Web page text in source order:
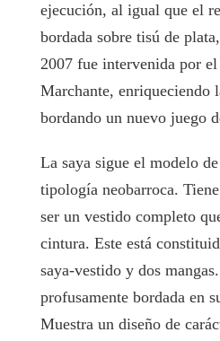
ejecución, al igual que el
bordada sobre tisú de
2007 fue intervenida por
Marchante, enriqueciendo
bordando un nuevo juego
La saya sigue el modelo
tipología neobarroca.
ser un vestido completo
cintura. Este está
saya-vestido y dos
profusamente bordada en
Muestra un diseño de